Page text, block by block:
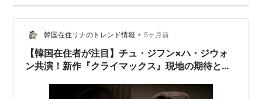
韓国在住リナのトレンド情報 • 5ヶ月前
【韓国在住者が注目】チュ・ジフン×ハ・ジウォ
ン共演！新作『クライマックス』現地の期待と最